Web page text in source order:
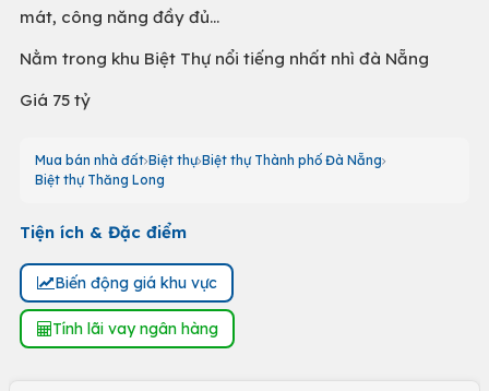
mát, công năng đầy đủ…
Nằm trong khu Biệt Thự nổi tiếng nhất nhì đà Nẵng
Giá 75 tỷ
Mua bán nhà đất Biệt thự Biệt thự Thành phố Đà Nẵng
Biệt thự Thăng Long
Tiện ích & Đặc điểm
Biến động giá khu vực
Tính lãi vay ngân hàng